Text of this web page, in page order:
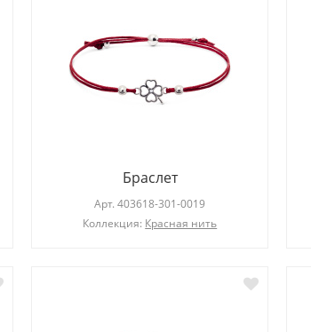
Браслет
Арт.403618-301-0019
Коллекция: Красная нить